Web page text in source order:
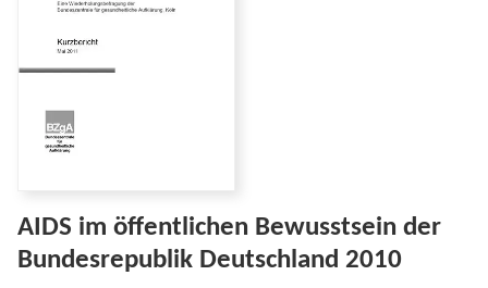
AIDS im öffentlichen Bewusstsein der
Bundesrepublik Deutschland 2010